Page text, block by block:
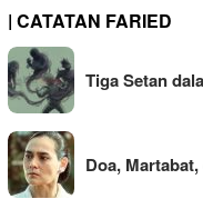
| CATATAN FARIED
Tiga Setan
Doa,